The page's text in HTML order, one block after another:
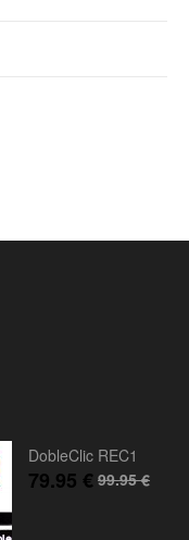
DobleClic REC1
99.95€
79.95 €